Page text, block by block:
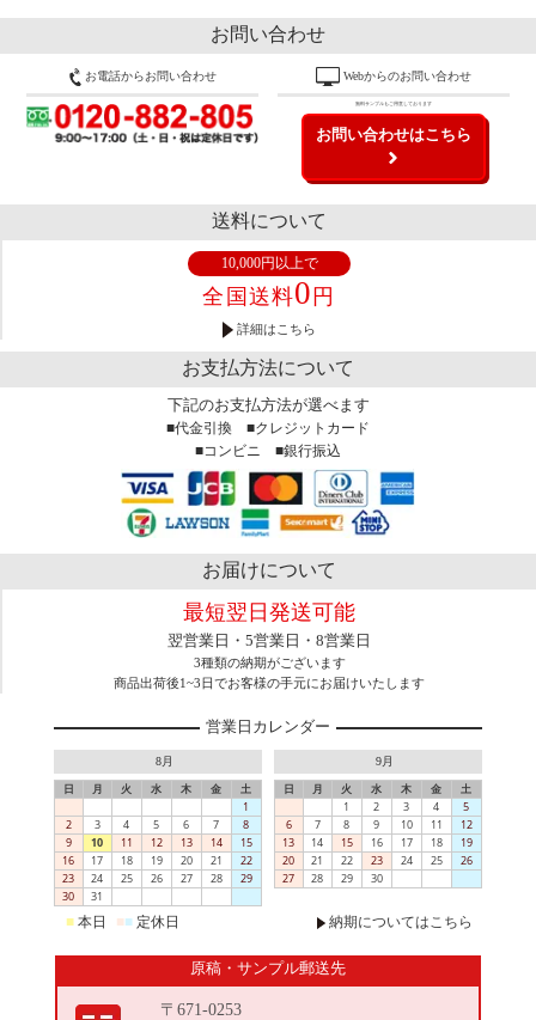
お問い合わせ
お電話からお問い合わせ Webからのお問い合わせ
無料サンプルもご用意しております
お問い合わせはこちら
送料について
10,000円以上で
全国送料0 円
詳細はこちら
お支払方法について
下記のお支払方法が選べます
■代金引換 ■クレジットカード
■コンビニ ■銀行振込
お届けについて
最短翌日発送可能
翌営業日・5営業日・8営業日
3種類の納期がございます
商品出荷後1~3日でお客様の手元にお届けいたします
営業日カレンダー
8月
日 月 火 水 木 金
土
1
2
3 4 5 6 7
8
9
10 11 12 13 14
15
16
17 18 19 20 21
22
23
24 25 26 27 28
29
30
31
9月
日 月 火 水 木 金
土
1
2 3 4
5
6
7 8 9 10 11
12
13
14 15 16 17 18
19
20
21 22 23 24 25
26
27
28 29 30
■ 本日 ■■ 定休日 納期についてはこちら
原稿・サンプル郵送先
〒671-0253